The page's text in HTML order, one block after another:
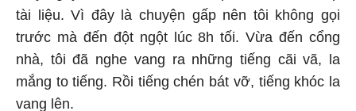
tài liệu. Vì đây là chuyện gấp nên tôi không gọi
trước mà đến đột ngột lúc 8h tối. Vừa đến cổng
nhà, tôi đã nghe vang ra những tiếng cãi vã, la
mắng to tiếng. Rồi tiếng chén bát vỡ, tiếng khóc la
vang lên.